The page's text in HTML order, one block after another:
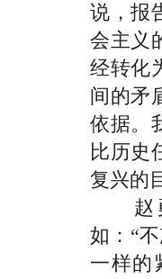
说，报
会主义
经转化
间的矛
依据。
比历史
复兴的
赵勇
如：“
一样的